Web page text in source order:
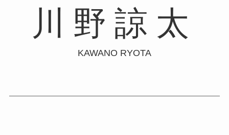
川野諒太
KAWANO RYOTA